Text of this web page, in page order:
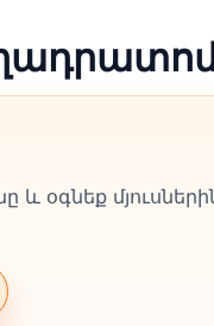
օգնեք